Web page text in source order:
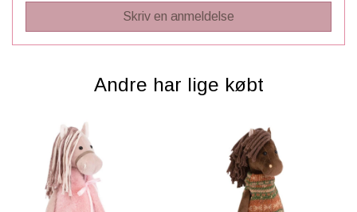
Skriv en anmeldelse
Andre har lige købt